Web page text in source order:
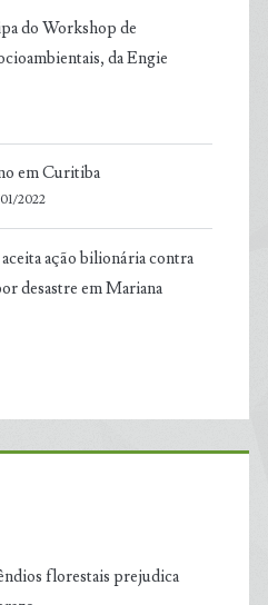
do Workshop de
da Engie
em Curitiba
2022
ação bilionária contra
desastre em Mariana
florestais prejudica